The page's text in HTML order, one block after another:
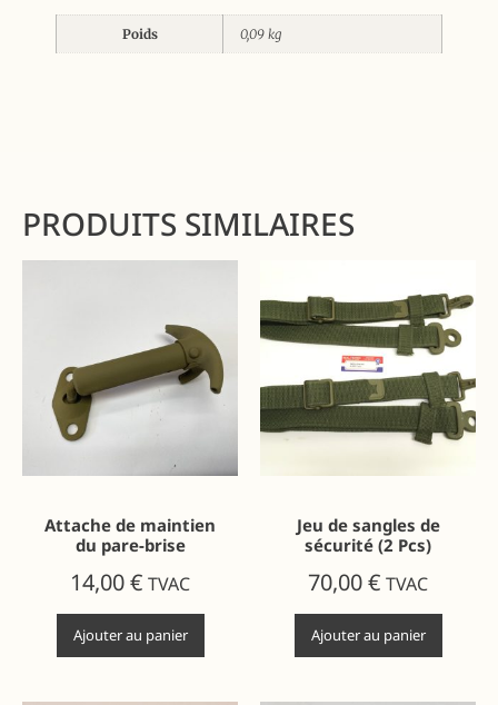
Poids 0,09 kg
PRODUITS SIMILAIRES
Attache de maintien
du pare-brise
14,00€ TVAC
Ajouter au panier
Jeu de sangles de
sécurité (2 Pcs)
70,00€ TVAC
Ajouter au panier